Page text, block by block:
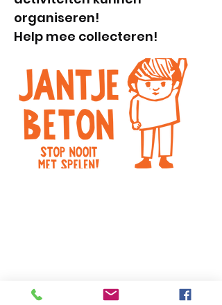
organiseren!
Help mee collecteren!